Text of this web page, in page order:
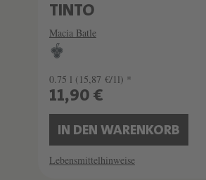
TINTO
Macia Batle
0.75 l (15,87 €/1l) *
11,90 €
IN DEN WARENKORB
Lebensmittelhinweise